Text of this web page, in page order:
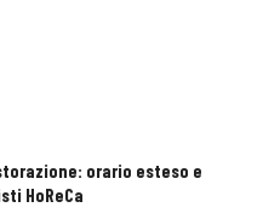
orario esteso e
HoReCa